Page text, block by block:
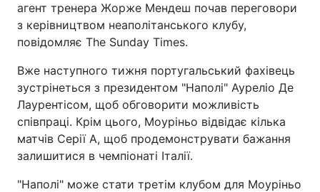
агент тренера Жорже Мендеш почав переговори
з керівництвом неаполітанського клубу,
повідомляє The Sunday Times.
Вже наступного тижня португальський фахівець
зустрінеться з президентом "Наполі" Ауреліо Де
Лаурентісом, щоб обговорити можливість
співпраці. Крім цього, Моуріньо відвідає кілька
матчів Серії А, щоб продемонструвати бажання
залишитися в чемпіонаті Італії.
"Наполі" може стати третім клубом для Моуріньо